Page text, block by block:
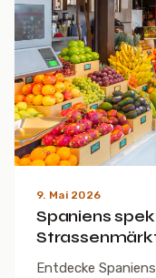
9. Mai 2026
Spaniens
Vintage und
Entdecke